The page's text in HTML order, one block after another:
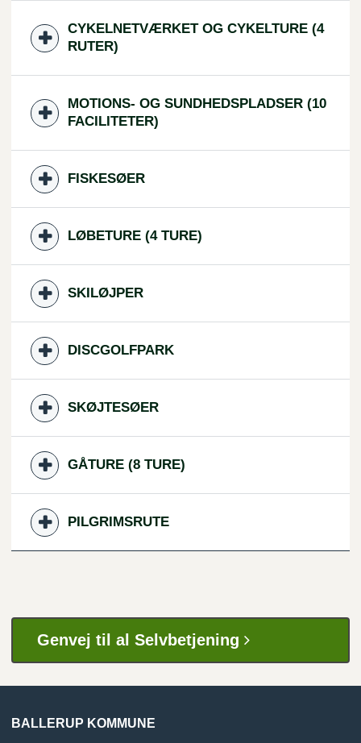
CYKELNETVÆRKET OG CYKELTURE (4
RUTER)
MOTIONS- OG SUNDHEDSPLADSER (10
FACILITETER)
FISKESØER
LØBETURE (4 TURE)
SKILØJPER
DISCGOLFPARK
SKØJTESØER
GÅTURE (8 TURE)
PILGRIMSRUTE
Genvej til al Selvbetjening
BALLERUP KOMMUNE